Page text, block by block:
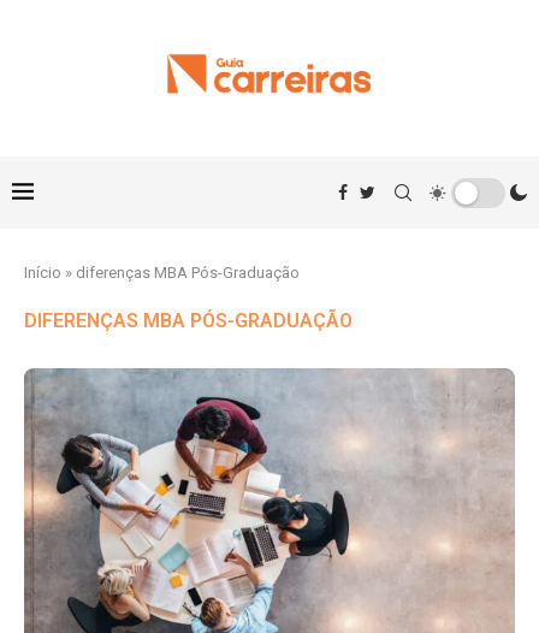
Início » diferenças MBA Pós-Graduação
DIFERENÇAS MBA PÓS-GRADUAÇÃO